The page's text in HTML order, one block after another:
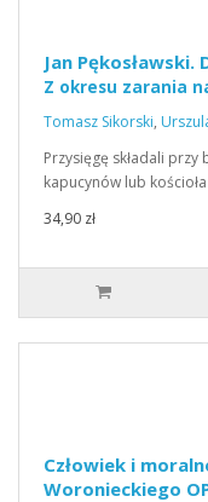
Jan
Z okresu zarania
Tomasz Sikorski,
Przysięgę składali przy
kapucynów lub
34,90 zł
Człowiek i
Woronieckiego